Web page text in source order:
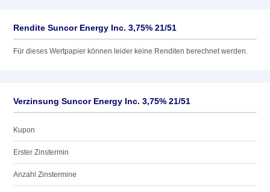
Rendite Suncor Energy Inc. 3,75% 21/51
Für dieses Wertpapier können leider keine Renditen berechnet werden.
Verzinsung Suncor Energy Inc. 3,75% 21/51
Kupon
Erster Zinstermin
Anzahl Zinstermine